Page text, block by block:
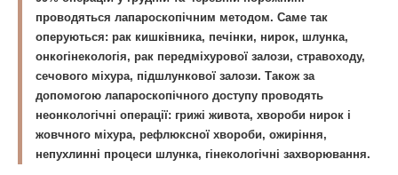
проводяться лапароскопічним методом. Саме так
оперуються: рак кишківника, печінки, нирок, шлунка,
онкогінекологія, рак передміхурової залози, стравоходу,
сечового міхура, підшлункової залози. Також за
допомогою лапароскопічного доступу проводять
неонкологічні операції: грижі живота, хвороби нирок і
жовчного міхура, рефлюксної хвороби, ожиріння,
непухлинні процеси шлунка, гінекологічні захворювання.